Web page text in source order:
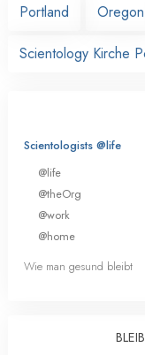
Portland
Oregon
Scientology Kirche
Scientologists @life
@life
@theOrg
@work
@home
Wie man gesund bleibt